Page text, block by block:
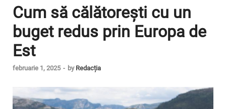
Cum să călătorești cu un
buget redus prin Europa de
Est
februarie 1, 2025 - by Redacția